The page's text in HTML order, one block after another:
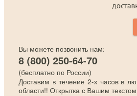
Вы можете позвонить нам:
8 (800) 250-64-70
(бесплатно по России)
Доставим в течение 2-х часов в
области!! Открытка с Вашим